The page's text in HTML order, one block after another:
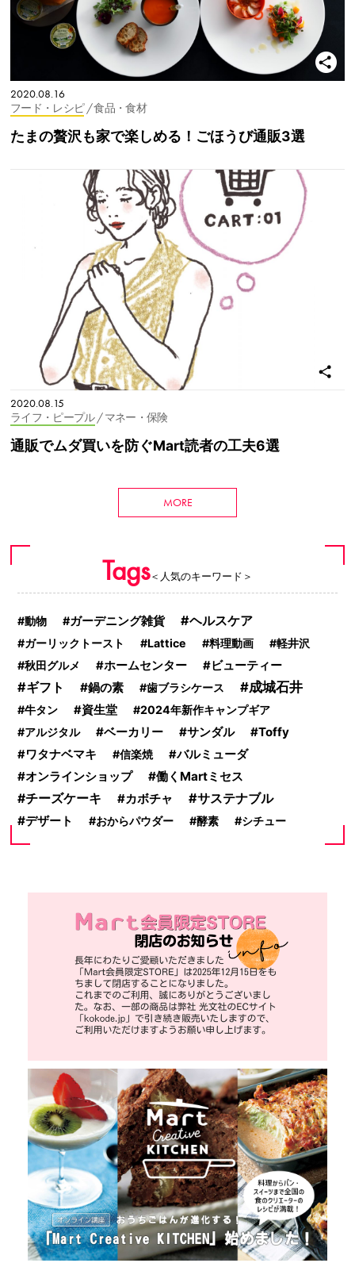
2020.08.16
フード・レシピ / 食品・食材
たまの贅沢も家で楽しめる！ごほうび通販3選
2020.08.15
ライフ・ピープル/ マネー・保険
通販でムダ買いを防ぐMart読者の工夫6選
MORE
Tags＜人気のキーワード＞
動物 ガーデニング雑貨 ヘルスケア
ガーリックトースト Lattice 料理動画
軽井沢
秋田グルメ
ホームセンター ビューティー
ギフト 鍋の素 歯ブラシケース 成城石井
牛タン 資生堂
2024年新作キャンプギア
アルジタル
ベーカリー サンダル Toffy
ワタナベマキ 信楽焼 バルミューダ
オンラインショップ
働くMartミセス
チーズケーキ
カボチャ サステナブル
デザート おからパウダー 酵素 シチュー